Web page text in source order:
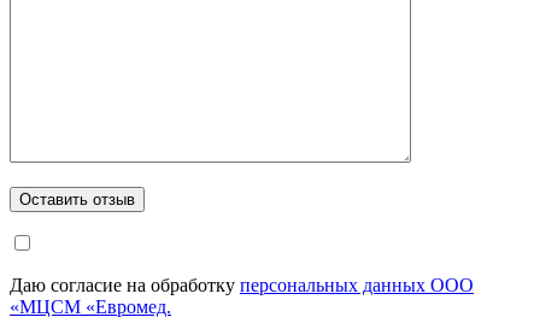
Даю согласие на обработку персональных данных ООО
«МЦСМ «Евромед.